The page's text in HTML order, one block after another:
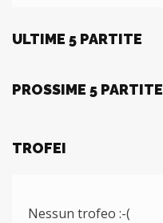
ULTIME 5 PARTITE
PROSSIME 5 PARTITE
TROFEI
Nessun trofeo :-(